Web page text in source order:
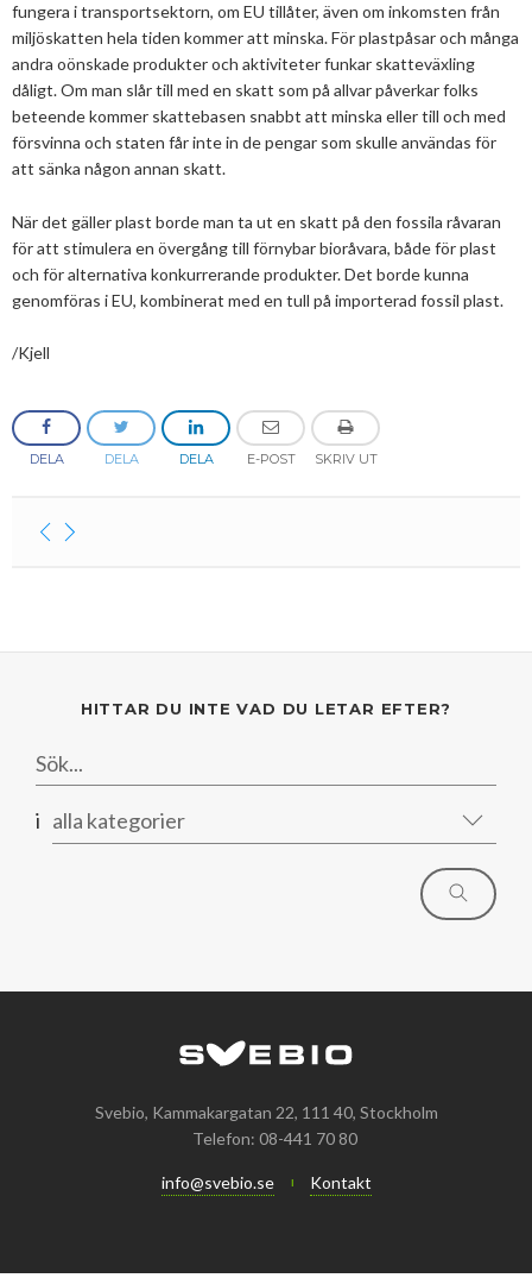
fungera i transportsektorn, om EU tillåter, även om inkomsten från
miljöskatten hela tiden kommer att minska. För plastpåsar och många
andra oönskade produkter och aktiviteter funkar skatteväxling
dåligt. Om man slår till med en skatt som på allvar påverkar folks
beteende kommer skattebasen snabbt att minska eller till och med
försvinna och staten får inte in de pengar som skulle användas för
att sänka någon annan skatt.
När det gäller plast borde man ta ut en skatt på den fossila råvaran
för att stimulera en övergång till förnybar bioråvara, både för plast
och för alternativa konkurrerande produkter. Det borde kunna
genomföras i EU, kombinerat med en tull på importerad fossil plast.
/Kjell
DELA DELA DELA E-POST SKRIV UT
HITTAR DU INTE VAD DU LETAR EFTER?
i alla kategorier
Svebio, Kammakargatan 22, 111 40, Stockholm
Telefon: 08-441 70 80
info@svebio.se Kontakt